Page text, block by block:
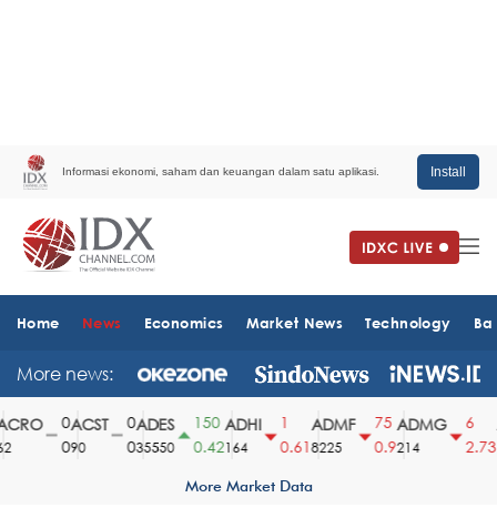
Informasi ekonomi, saham dan keuangan dalam satu aplikasi. Install
Home News Economics Market News Technology
More news:
ACST
90
ADES
35550
150
0.42
ADHI
164
0.61
ADMF
8225
75
0.9
ADMG
214
2.73
More Market Data